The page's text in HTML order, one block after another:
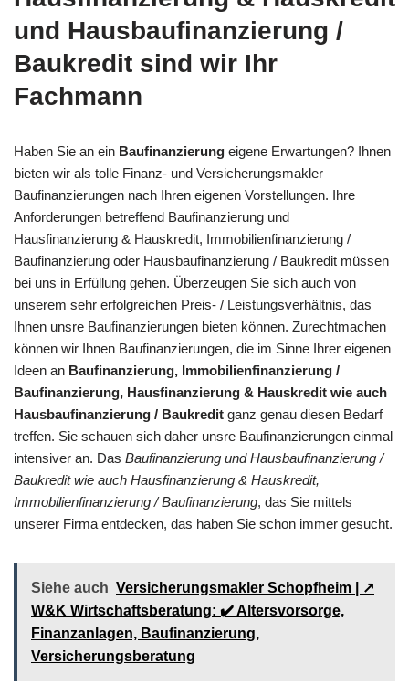
und Hausbaufinanzierung /
Baukredit sind wir Ihr
Fachmann
Haben Sie an ein Baufinanzierung eigene Erwartungen? Ihnen
bieten wir als tolle Finanz- und Versicherungsmakler
Baufinanzierungen nach Ihren eigenen Vorstellungen. Ihre
Anforderungen betreffend Baufinanzierung und
Hausfinanzierung & Hauskredit, Immobilienfinanzierung /
Baufinanzierung oder Hausbaufinanzierung / Baukredit müssen
bei uns in Erfüllung gehen. Überzeugen Sie sich auch von
unserem sehr erfolgreichen Preis- / Leistungsverhältnis, das
Ihnen unsre Baufinanzierungen bieten können. Zurechtmachen
können wir Ihnen Baufinanzierungen, die im Sinne Ihrer eigenen
Ideen an Baufinanzierung, Immobilienfinanzierung /
Baufinanzierung, Hausfinanzierung & Hauskredit wie auch
Hausbaufinanzierung / Baukredit ganz genau diesen Bedarf
treffen. Sie schauen sich daher unsre Baufinanzierungen einmal
intensiver an. Das Baufinanzierung und Hausbaufinanzierung /
Baukredit wie auch Hausfinanzierung & Hauskredit,
Immobilienfinanzierung / Baufinanzierung, das Sie mittels
unserer Firma entdecken, das haben Sie schon immer gesucht.
Siehe auch Versicherungsmakler Schopfheim | ↗️
W&K Wirtschaftsberatung: ✔️ Altersvorsorge,
Finanzanlagen, Baufinanzierung,
Versicherungsberatung